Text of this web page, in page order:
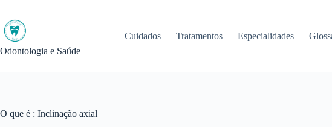
conteúdo
Odontologia e Saúde
Cuidados Tratamentos Especialidades
O que é : Inclinação axial